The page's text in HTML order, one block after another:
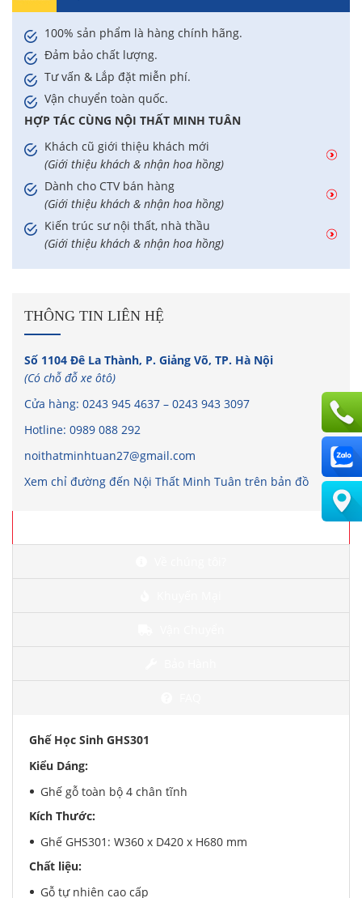
100% sản phẩm là hàng chính hãng.
Đảm bảo chất lượng.
Tư vấn & Lắp đặt miễn phí.
Vận chuyển toàn quốc.
HỢP TÁC CÙNG NỘI THẤT MINH TUÂN
Khách cũ giới thiệu khách mới
(Giới thiệu khách & nhận hoa hồng)
Dành cho CTV bán hàng
(Giới thiệu khách & nhận hoa hồng)
Kiến trúc sư nội thất, nhà thầu
(Giới thiệu khách & nhận hoa hồng)
THÔNG TIN LIÊN HỆ
Số 1104 Đê La Thành, P. Giảng Võ, TP. Hà Nội
(Có chỗ đỗ xe ôtô)
Cửa hàng: 0243 945 4637 – 0243 943 3097
Hotline: 0989 088 292
noithatminhtuan27@gmail.com
Xem chỉ đường đến Nội Thất Minh Tuân trên bản đồ
Ghế Học Sinh GHS301
Kiểu Dáng:
Ghế gỗ toàn bộ 4 chân tĩnh
Kích Thước:
Ghế GHS301: W360 x D420 x H680 mm
Chất liệu:
Gỗ tự nhiên cao cấp